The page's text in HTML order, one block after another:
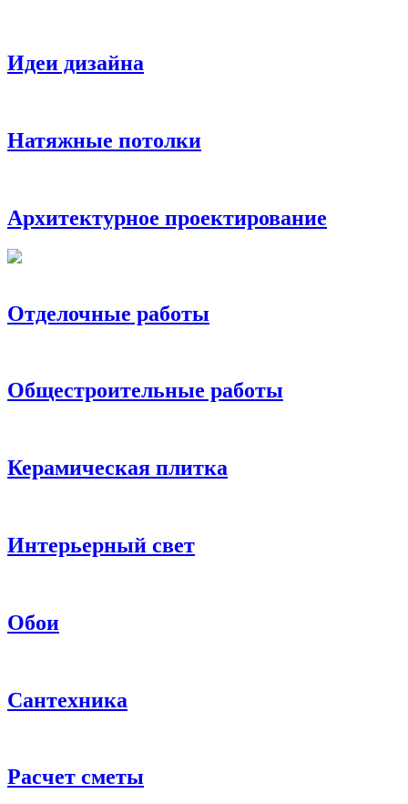
Идеи дизайна
Натяжные потолки
Архитектурное проектирование
Отделочные работы
Общестроительные работы
Керамическая плитка
Интерьерный свет
Обои
Сантехника
Расчет сметы